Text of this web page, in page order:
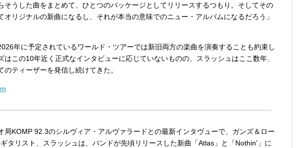
そうした曲をまとめて、ひとつのパッケージとしてリリースするつもり。そしてその
オリジナルの新曲になるし、それが本当の意味でのニュー・アルバムになるだろう」
年に予定されているワールド・ツアーでは新旧両方の楽曲を演奏することも約束し
はこの10年近く正式なインタビューに応じていないものの、スラッシュはここ数年、
のティーザーを発信し続けてきた。
局KOMP 92.3のシルヴィア・アルヴァラードとの最新インタヴューで、ガンズ＆ロー
タリスト、スラッシュは、バンドが先頃リリースした新曲「Atlas」と「Nothin’」に